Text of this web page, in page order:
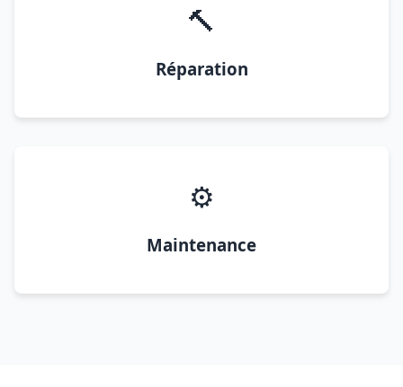
🔨
Réparation
⚙️
Maintenance